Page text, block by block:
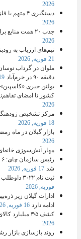
2026
دستگیری ۴ متهم با فلزیاب غیرمجاز در غرب گیلان
2026
جذب ۲۰ همت منابع برای کاهش تنش آبی در گیلان
2026
تیم‌های ارزیاب به رودبنه پس از
21 فوریه, 2026
ملوان در گرداب
دقیقه ۹۰ در خرم‌آباد
19 فوریه,
بولتن خبری
کشور تا امضای
2026
مرکز تشخیص
18 فوریه, 2026
بازار گیلان در ماه
2026
مهار آتش‌سوزی
شد 17 فوریه, 2026
ثبت‌ نام ۳۰۲۲ داوطلب انتخابات شوراهای روستاها در گیلان
فوریه, 2026
ادارات گیلان زیر
ادامه دارد 16 فوریه, 2026
کشف ۳/۵ میلیارد کالای دندانپزشکی قاچاق در گیلان
2026
روند بازسازی